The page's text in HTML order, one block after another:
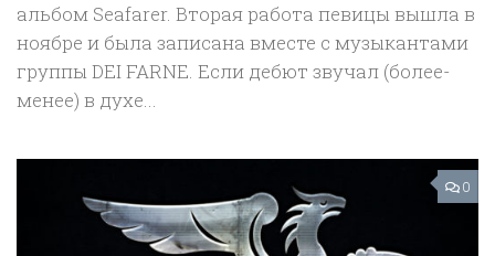
альбом Seafarer. Вторая работа певицы вышла в
ноябре и была записана вместе с музыкантами
группы DEI FARNE. Если дебют звучал (более-
менее) в духе...
0